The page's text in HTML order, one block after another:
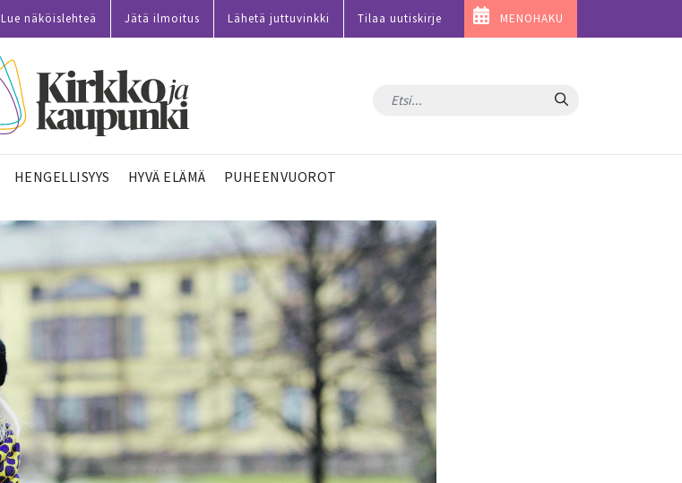
Lue näköislehteä Jätä ilmoitus Lähetä juttuvinkki Tilaa uutiskirje MENOHAKU
Hae
HENGELLISYYS HYVÄ ELÄMÄ PUHEENVUOROT